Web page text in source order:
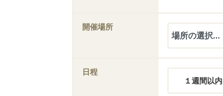
開催場所
日程
１週間以内